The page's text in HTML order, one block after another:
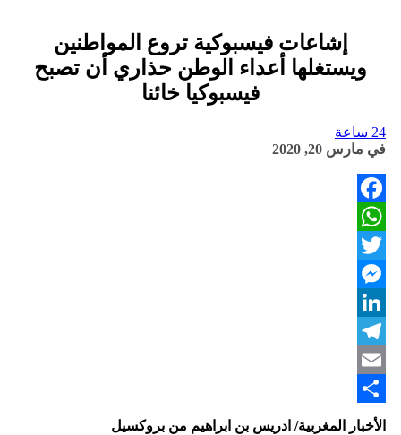
إشاعات فيسبوكية تروع المواطنين
ويستغلها أعداء الوطن حذاري أن تصبح
فيسبوكيا خائنا
24 ساعة
في مارس 20, 2020
Facebook
WhatsApp
Twitter
Messenger
LinkedIn
Telegram
Email
Share
الأخبار المغربية/ ادريس بن ابراهيم من بروكسيل